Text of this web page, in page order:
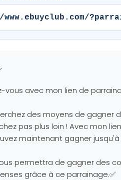
vous avec mon lien de
des moyens de gagner
pas plus loin ! Avec mon
maintenant gagner
permettra de gagner des
grâce à ce parrainage.✅